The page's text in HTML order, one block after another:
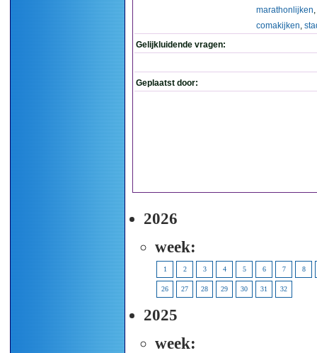
marathonlijken,
comakijken,
Gelijkluidende vragen:
Geplaatst door:
2026
week:
1 2 3 4 5 6 7 8
26 27 28 29 30 31 32
2025
week: